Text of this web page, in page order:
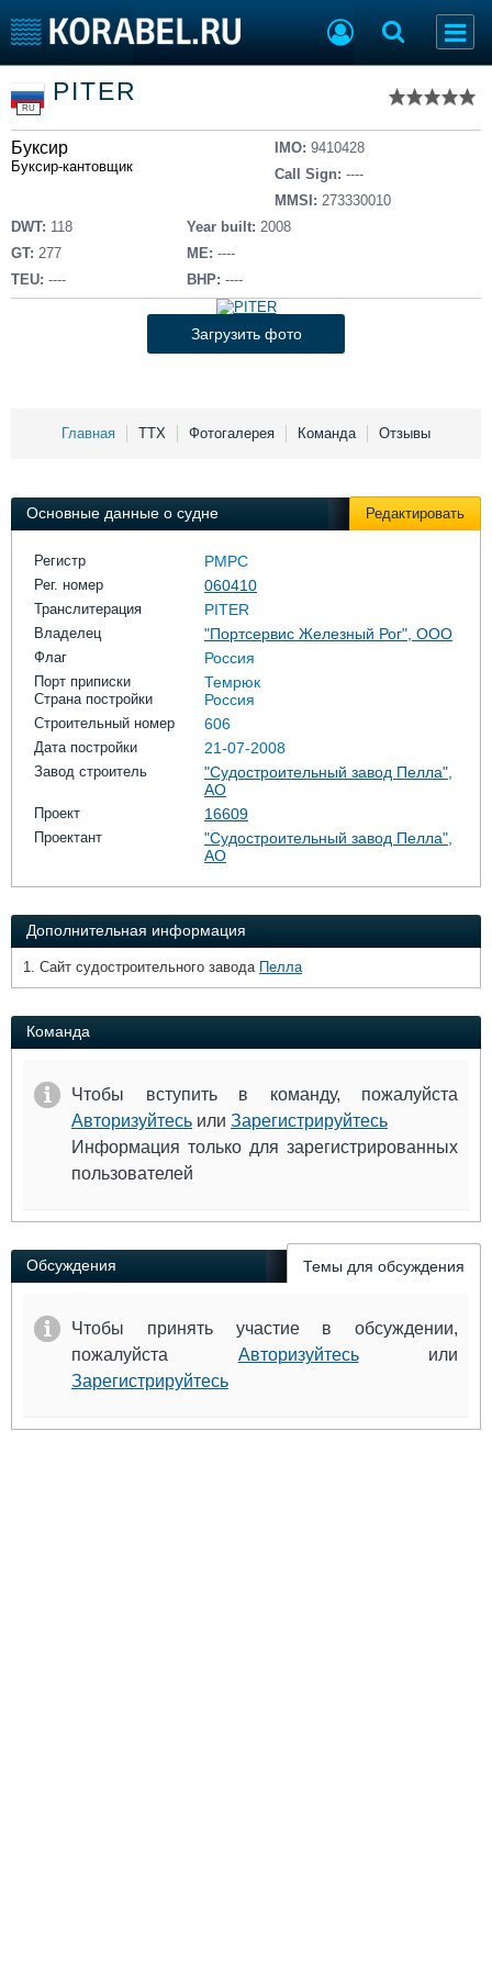
Тип судна
Добавить судно
Добавить проект
Последние 100
Пульс
Новости
Компании
Репутация
Торговая площадка
Доска объявлений
Продажа флота
Оборудование
Изделия
Материалы
Услуги
Выставки и семинары
Личности
Словарь
Галерея флота
Форум
RU
PITER
Буксир
Буксир-кантовщик
IMO: 9410428
Call Sign: ----
MMSI: 273330010
DWT: 118
GT: 277
TEU: ----
Year built: 2008
ME: ----
BHP: ----
Загрузить фото
Главная ТТХ Фотогалерея Команда Отзывы
Основные данные о судне Редактировать
Регистр РМРС
Рег. номер 060410
Транслитерация PITER
Владелец "Портсервис Железный Рог", ООО
Флаг Россия
Порт приписки Темрюк
Страна постройки Россия
Строительный номер 606
Дата постройки 21-07-2008
Завод строитель
"Судостроительный завод Пелла",
АО
Проект 16609
Проектант
"Судостроительный завод Пелла",
АО
Дополнительная информация
1. Сайт судостроительного завода Пелла
Команда
Чтобы вступить в команду, пожалуйста
Авторизуйтесь или Зарегистрируйтесь
Информация только для зарегистрированных
пользователей
Обсуждения Темы для обсуждения
Чтобы принять участие в обсуждении,
пожалуйста Авторизуйтесьили
Зарегистрируйтесь